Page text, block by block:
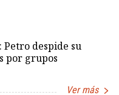
Petro despide su
por grupos
Ver más